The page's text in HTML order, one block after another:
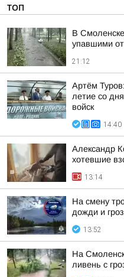
ТОП
В
упавшими
21:12
Артём
летие со
войск
14:40
Александр
хотевшие
13:14
На смену
дожди и
13:52
На
ливень с